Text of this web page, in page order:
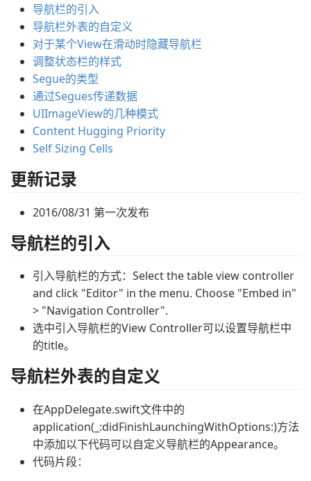
导航栏的引入
导航栏外表的自定义
对于某个View在滑动时隐藏导航栏
调整状态栏的样式
Segue的类型
通过Segues传递数据
UIImageView的几种模式
Content Hugging Priority
Self Sizing Cells
更新记录
2016/08/31 第一次发布
导航栏的引入
引入导航栏的方式：Select the table view controller
and click "Editor" in the menu. Choose "Embed in"
> "Navigation Controller".
选中引入导航栏的View Controller可以设置导航栏中
的title。
导航栏外表的自定义
在AppDelegate.swift文件中的
application(_:didFinishLaunchingWithOptions:)方法
中添加以下代码可以自定义导航栏的Appearance。
代码片段：